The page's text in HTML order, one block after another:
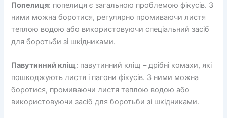
Попелиця: попелиця є загальною проблемою фікусів. З
ними можна боротися, регулярно промиваючи листя
теплою водою або використовуючи спеціальний засіб
для боротьби зі шкідниками.
Павутинний кліщ: павутинний кліщ – дрібні комахи, які
пошкоджують листя і пагони фікусів. З ними можна
боротися, промиваючи листя теплою водою або
використовуючи засіб для боротьби зі шкідниками.